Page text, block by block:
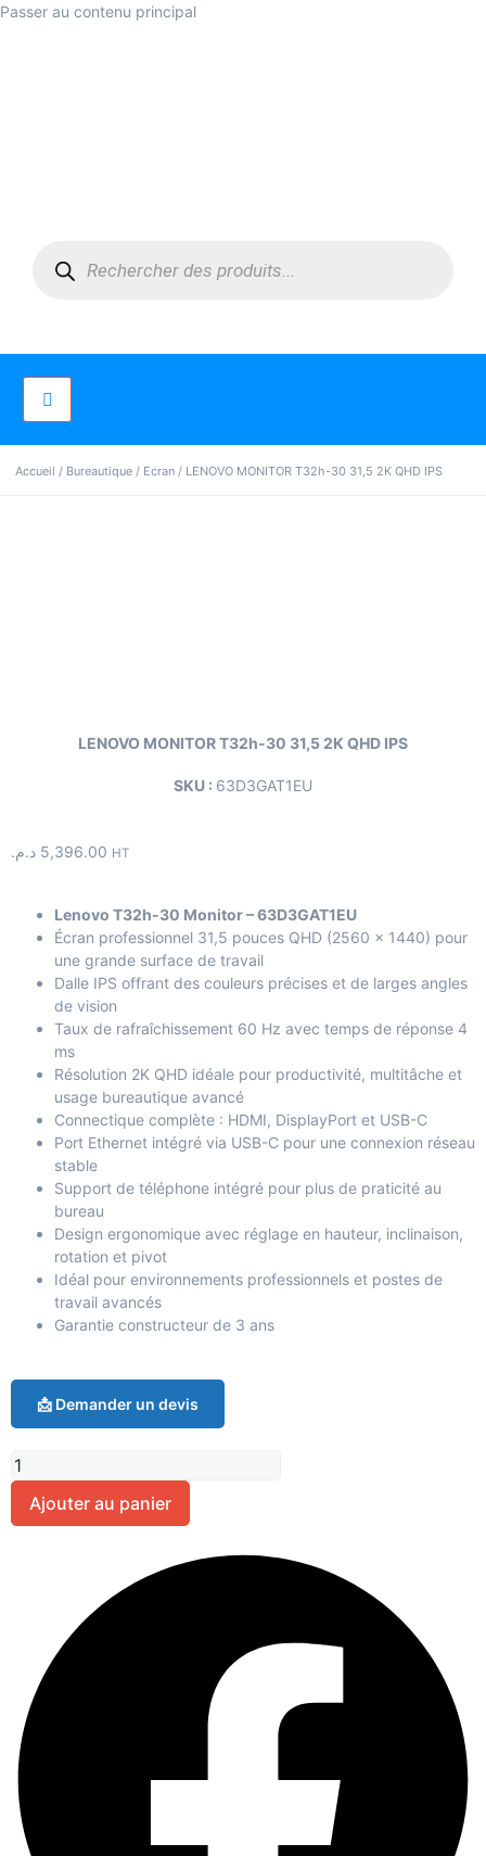
Passer au contenu principal
Accueil / Bureautique / Ecran / LENOVO MONITOR T32h-30 31,5 2K QHD IPS
LENOVO MONITOR T32h-30 31,5 2K QHD IPS
SKU : 63D3GAT1EU
5,396.00 د.م. HT
Lenovo T32h-30 Monitor – 63D3GAT1EU
Écran professionnel 31,5 pouces QHD (2560 × 1440) pour
une grande surface de travail
Dalle IPS offrant des couleurs précises et de larges angles
de vision
Taux de rafraîchissement 60 Hz avec temps de réponse 4
ms
Résolution 2K QHD idéale pour productivité, multitâche et
usage bureautique avancé
Connectique complète : HDMI, DisplayPort et USB-C
Port Ethernet intégré via USB-C pour une connexion réseau
stable
Support de téléphone intégré pour plus de praticité au
bureau
Design ergonomique avec réglage en hauteur, inclinaison,
rotation et pivot
Idéal pour environnements professionnels et postes de
travail avancés
Garantie constructeur de 3 ans
📩 Demander un devis
Ajouter au panier